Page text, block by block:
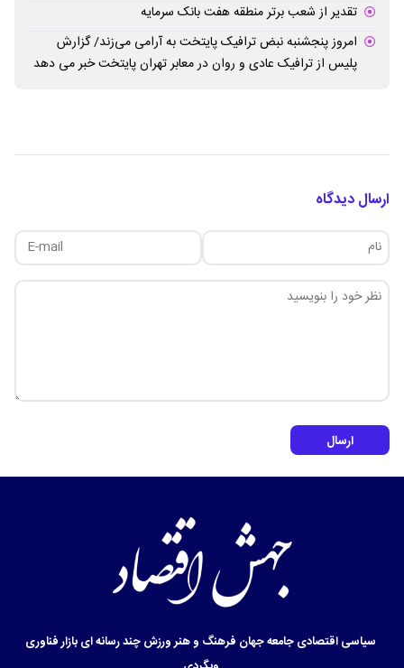
تقدیر از شعب برتر منطقه هفت بانک سرمایه
امروز پنجشنبه نبض ترافیک پایتخت به آرامی می‌زند/ گزارش
پلیس از ترافیک عادی و روان در معابر تهران پایتخت خبر می دهد
ارسال دیدگاه
ارسال
سیاسیاقتصادیجامعهجهان فرهنگ و هنرورزشچند رسانه ایبازارفناوری